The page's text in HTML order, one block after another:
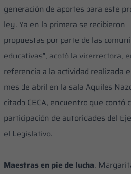
generación de aportes para este
ley. Ya en la primera se recibieron
propuestas por parte de las
educativas”, acotó la vicerrectora,
referencia a la actividad realizada
mes de abril en la sala Aquiles
citado CECA, encuentro que contó
participación de autoridades del
el Legislativo.
Maestras en pie de lucha.